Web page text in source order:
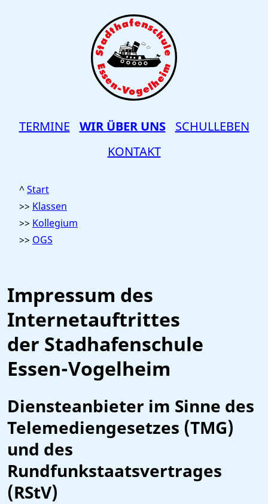
TERMINE WIR ÜBER UNS
SCHULLEBEN
KONTAKT
Impressum des
Internetauftrittes
der Stadhafenschule
Essen-Vogelheim
Diensteanbieter im Sinne des
Telemediengesetzes (TMG)
und des
Rundfunkstaatsvertrages
(RStV)
Start
Klassen
Kollegium
OGS